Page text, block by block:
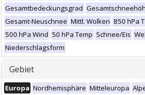
Gesamtbedeckungsgrad
Gesamt-Neuschnee Mittl. Wolken 850 hPa
500 hPa Wind 50 hPa Temp Schnee/Eis
Niederschlagsform
Gebiet
Europa Nordhemisphäre Mitteleuropa